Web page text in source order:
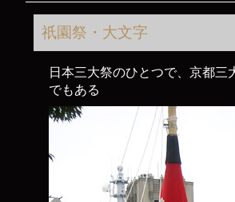
祇園祭・大文字
日本三大祭のひとつで、京都三
でもある